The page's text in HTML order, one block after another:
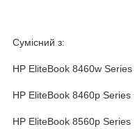
Сумісний з:
HP EliteBook 8460w Series
HP EliteBook 8460p Series
HP EliteBook 8560p Series